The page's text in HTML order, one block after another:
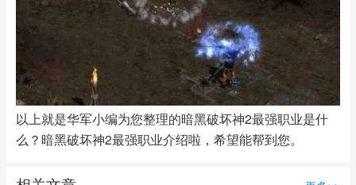
以上就是华军小编为您整理的暗黑破坏神2最强职业是什
么？暗黑破坏神2最强职业介绍啦，希望能帮到您。